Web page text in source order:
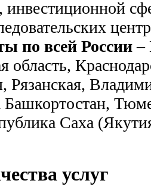
инвестиционной
по всей России–
область,
Рязанская,
Башкортостан,
Саха
услуг